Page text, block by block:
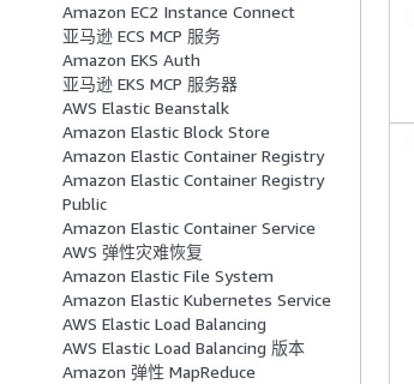
Amazon EC2 Instance Connect
亚马逊 ECS MCP 服务
Amazon EKS Auth
亚马逊 EKS MCP 服务器
AWS Elastic Beanstalk
Amazon Elastic Block Store
Amazon Elastic Container Registry
Amazon Elastic Container Registry
Public
Amazon Elastic Container Service
AWS 弹性灾难恢复
Amazon Elastic File System
Amazon Elastic Kubernetes Service
AWS Elastic Load Balancing
AWS Elastic Load Balancing 版本
Amazon 弹性 MapReduce